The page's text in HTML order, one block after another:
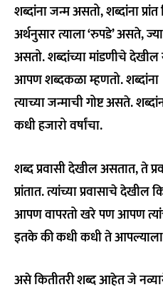
शब्दांना जन्म असतो, शब्दांना
अर्थनुसार त्याला ‘रुपडे’ असते,
असतो. शब्दांच्या मांडणीचे
आपण शब्दकळा म्हणतो.
त्याच्या जन्माची गोष्ट असते.
कधी हजारो वर्षांचा.
शब्द प्रवासी देखील असतात, ते
प्रांतात. त्यांच्या प्रवासाचे
आपण वापरतो खरे पण आपण
इतके की कधी कधी ते
असे कितीतरी शब्द आहेत जे